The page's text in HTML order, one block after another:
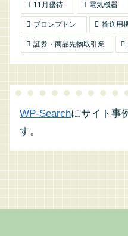
11月優待 電気機器
ブロンプトン 輸送用
証券・商品先物取引業
WP-Searchにサイト事
す。